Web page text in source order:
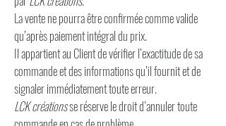
La vente ne pourra être confirmée comme valide
qu’après paiement intégral du prix.
Il appartient au Client de vérifier l’exactitude de sa
commande et des informations qu’il fournit et de
signaler immédiatement toute erreur.
LCK créationsse réserve le droit d’annuler toute